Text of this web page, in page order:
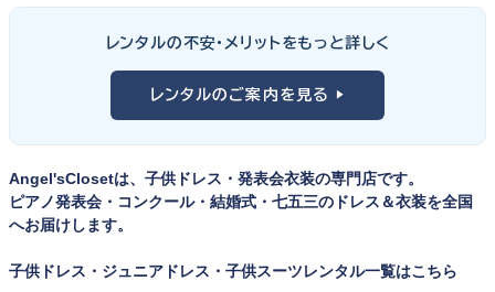
① サイズは"ジャストフィット"を選ぶ
舞台上で最も美しく見えるのは、お子様の体にきちんと合ったサ
イズのドレス・スーツです。「大きめを買って長く着せたい」という
何よりお子様を輝かせます。レンタルなら、その時のジャストサイ
ズを遠慮なく選べるのが最大のメリット。胸囲・身丈の正しい測り
向け、スリーピーススーツやベストスタイルは合唱・アンサンブル向
ツ・タキシード一覧
レンタルの不安・メリットをもっと詳しく
レンタルのご案内を見る ▶
Angel'sClosetは、子供ドレス・発表会衣装の専門店です。
ピアノ発表会・コンクール・結婚式・七五三のドレス＆衣装を全国
へお届けします。
子供ドレス・ジュニアドレス・子供スーツレンタル一覧はこちら